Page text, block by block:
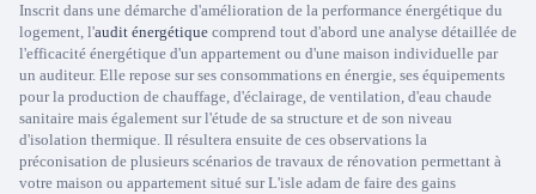
Inscrit dans une démarche d'amélioration de la performance énergétique du
logement, l'audit énergétique comprend tout d'abord une analyse détaillée de
l'efficacité énergétique d'un appartement ou d'une maison individuelle par
un auditeur. Elle repose sur ses consommations en énergie, ses équipements
pour la production de chauffage, d'éclairage, de ventilation, d'eau chaude
sanitaire mais également sur l'étude de sa structure et de son niveau
d'isolation thermique. Il résultera ensuite de ces observations la
préconisation de plusieurs scénarios de travaux de rénovation permettant à
votre maison ou appartement situé sur L'isle adam de faire des gains